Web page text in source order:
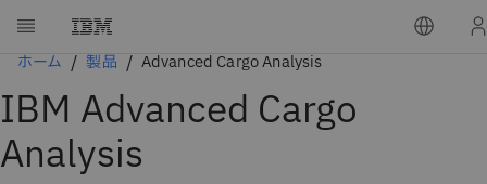
ホーム 製品 Advanced Cargo Analysis
IBM Advanced Cargo
Analysis